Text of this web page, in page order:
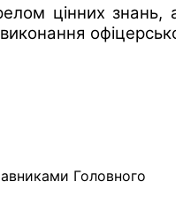
цінних знань,
Головного